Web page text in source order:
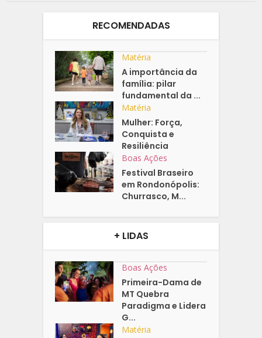
RECOMENDADAS
Matéria
A importância da
família: pilar
fundamental da ...
Matéria
Mulher: Força,
Conquista e
Resiliência
Boas Ações
Festival Braseiro
em Rondonópolis:
Churrasco, M...
+ LIDAS
Boas Ações
Primeira-Dama de
MT Quebra
Paradigma e Lidera
G...
Matéria